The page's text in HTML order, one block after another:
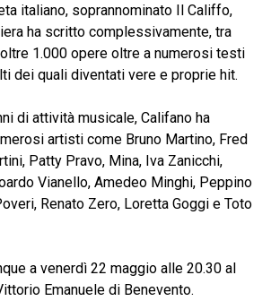
italiano, soprannominato Il Califfo,
ha scritto complessivamente, tra
1.000 opere oltre a numerosi testi
dei quali diventati vere e proprie hit.
di attività musicale, Califano ha
artisti come Bruno Martino, Fred
Patty Pravo, Mina, Iva Zanicchi,
Vianello, Amedeo Minghi, Peppino
Renato Zero, Loretta Goggi e Toto
a venerdì 22 maggio alle 20.30 al
Emanuele di Benevento.